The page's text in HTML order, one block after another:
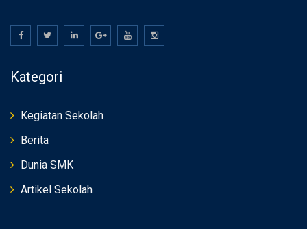
Kategori
Kegiatan Sekolah
Berita
Dunia SMK
Artikel Sekolah